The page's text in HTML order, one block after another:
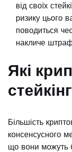
від своїх
ризику цього
поводиться
накличе
Які
Більшість
консенсусного
що вони можуть